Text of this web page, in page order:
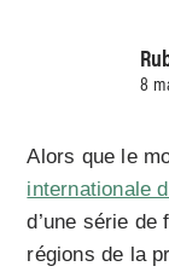
8
Alors que le
internationale
d’une série
régions de la